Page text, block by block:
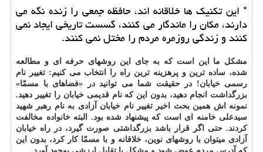
* این تکنیک ها خلاقانه اند، حافظه جمعی را زنده نگه می
دارند، مکان را ماندگار می کنند، گسست تاریخی ایجاد نمی
کنند و زندگی روزمره مردم را مختل نمی کنند.
مشکل ما این است که به جای این روشهای حرفه ای و مطالعه
شده، ساده ترین و پرهزینه ترین راه را انتخاب می کنیم: تغییر نام
رسمی خیابان! در حقیقت شما می توانید در «فضاهای با مسمّا»
بزرگداشت انجام دهید، بدون این که نام قدیمی خیابان را تغییر دهید.
نمونه اش همین بحث اخیر تغییر نام خیابان آزادی به نام رهبر شهید
سیدعلی خامنه ای است که پیشنهاد شده بود. البته خانواده مخالفت
کردند. حتی اگر قرار باشد بزرگداشتی صورت گیرد، در راه خیابان
آزادی میتوان با روشهای نوین، خلاقانه و با مسمّا کار کرد، بدون این